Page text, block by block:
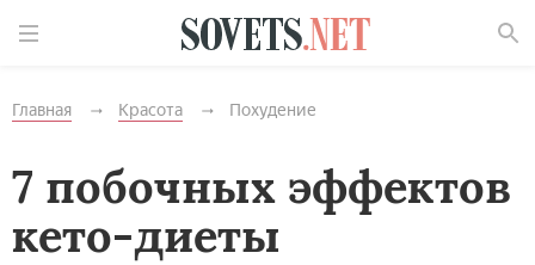
Главная Красота Похудение
7 побочных эффектов
кето-диеты